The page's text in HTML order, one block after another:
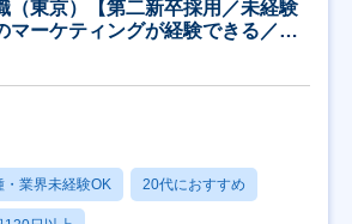
（東京）【第二新卒採用／未経験
マーケティングが経験できる／研
・業界未経験OK 20代におすすめ